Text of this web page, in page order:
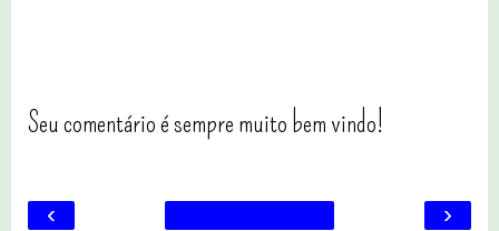
Seu comentário é sempre muito bem vindo!
‹ ›